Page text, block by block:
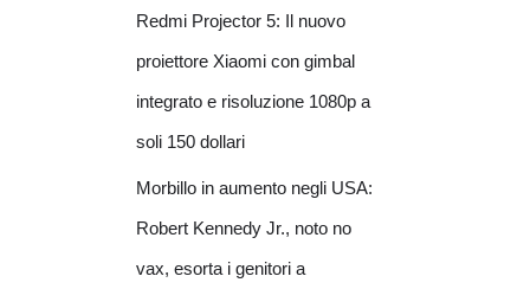
Redmi Projector 5: Il nuovo
proiettore Xiaomi con gimbal
integrato e risoluzione 1080p a
soli 150 dollari
Morbillo in aumento negli USA:
Robert Kennedy Jr., noto no
vax, esorta i genitori a